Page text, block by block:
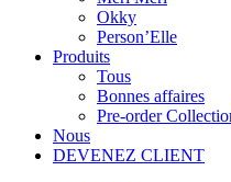
Okky
Person’Elle
Produits
Tous
Bonnes affaires
Pre-order
Nous
DEVENEZ CLIENT